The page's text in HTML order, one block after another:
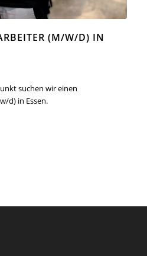
(M/W/D) IN
suchen wir einen
d) in Essen.